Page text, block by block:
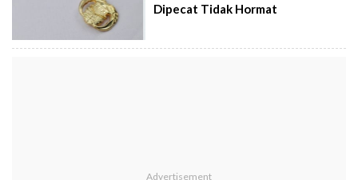
Dipecat Tidak Hormat